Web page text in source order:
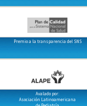
Premio a la transparencia del SNS
Avalado por:
Asociación Latinoamericana